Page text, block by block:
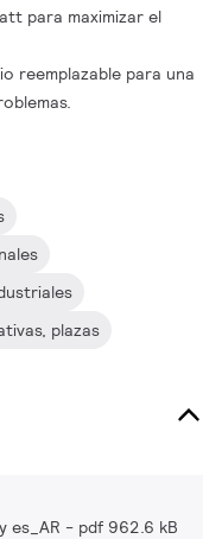
para maximizar el
reemplazable para una
plazas
es_AR pdf 962.6 kB